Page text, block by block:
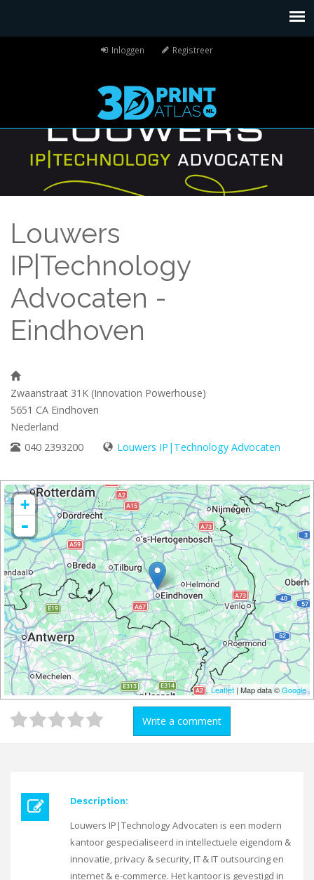
Inloggen Registreer
Louwers
IP|Technology
Advocaten -
Eindhoven
Zwaanstraat 31K (Innovation Powerhouse)
5651 CA Eindhoven
Nederland
040 2393200
Louwers IP|Technology Advocaten
+
-
Leaflet | Map data ©Google
Write a comment
Description:
Louwers IP|Technology Advocaten is een modern
kantoor gespecialiseerd in intellectuele eigendom &
innovatie, privacy & security, IT & IT outsourcing en
internet & e-commerce. Het kantoor is gevestigd in